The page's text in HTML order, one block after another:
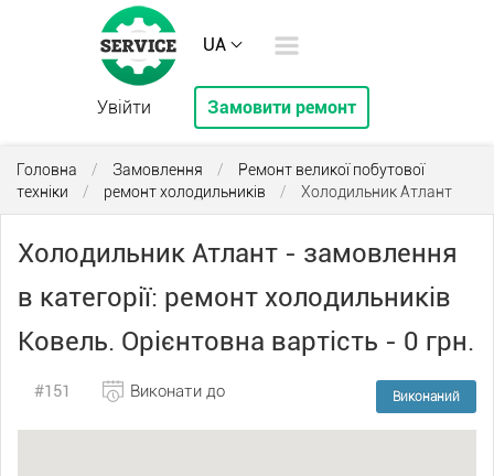
UA
Увійти Замовити ремонт
Головна / Замовлення /
Ремонт великої побутової
техніки
/ ремонт холодильників / Холодильник Атлант
Холодильник Атлант - замовлення
в категорії: ремонт холодильників
Ковель. Орієнтовна вартість - 0 грн.
#151 Виконаний
Виконати до